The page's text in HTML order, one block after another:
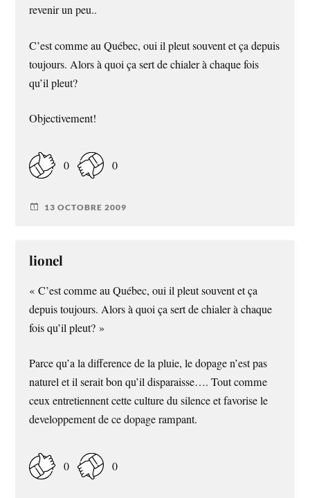
revenir un peu..
C’est comme au Québec, oui il pleut souvent et ça depuis
toujours. Alors à quoi ça sert de chialer à chaque fois
qu’il pleut?
Objectivement!
0 0
13 OCTOBRE 2009
lionel
« C’est comme au Québec, oui il pleut souvent et ça
depuis toujours. Alors à quoi ça sert de chialer à chaque
fois qu’il pleut? »
Parce qu’a la difference de la pluie, le dopage n’est pas
naturel et il serait bon qu’il disparaisse…. Tout comme
ceux entretiennent cette culture du silence et favorise le
developpement de ce dopage rampant.
0 0